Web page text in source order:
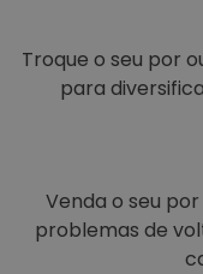
Troque o seu por
para
Venda o seu
problemas de